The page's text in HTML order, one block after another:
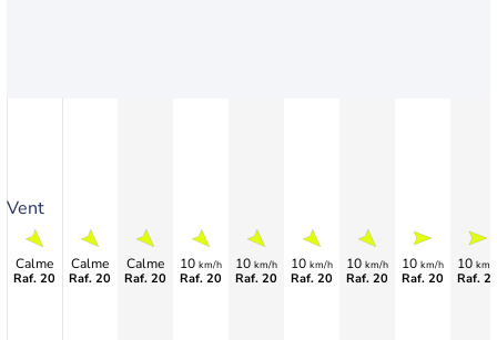
Vent
Calme
Raf. 20
Calme
Raf. 20
Calme
Raf. 20
10 km/h
Raf. 20
10 km/h
Raf. 20
10 km/h
Raf. 20
10 km/h
Raf. 20
10 km/h
Raf. 20
10 km/
Raf.